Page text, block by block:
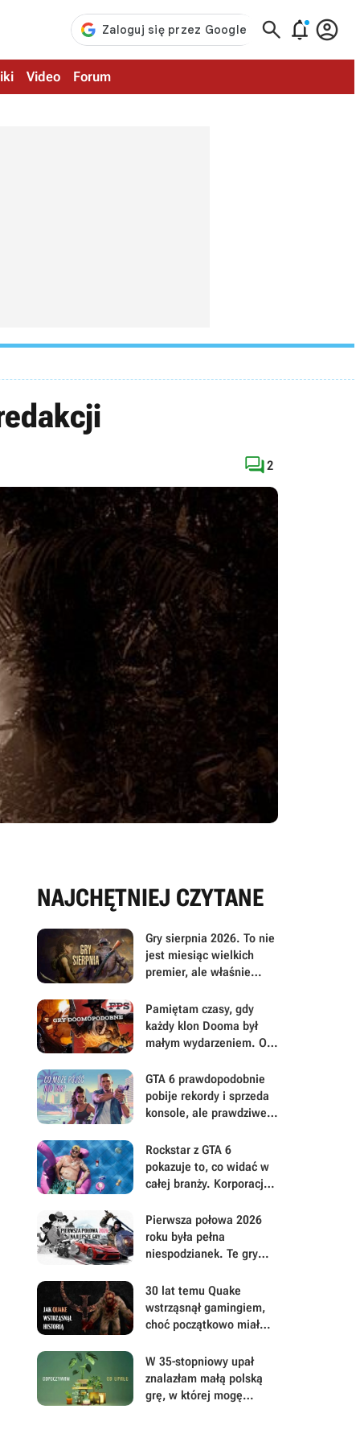
  
Video Forum
2
NAJCHĘTNIEJ CZYTANE
Gry sierpnia 2026. To nie
jest miesiąc wielkich
premier, ale właśnie
mu się uważniej
Pamiętam czasy, gdy
każdy klon Dooma był
małym wydarzeniem. Oto
FPS-y lat 90.
GTA 6 prawdopodobnie
pobije rekordy i sprzeda
konsole, ale prawdziwe
będą musieli mu
wybaczyć
Rockstar z GTA 6
pokazuje to, co widać w
całej branży. Korporacje
graczami
Pierwsza połowa 2026
roku była pełna
niespodzianek. Te gry
uwagę i Wasz czas
30 lat temu Quake
wstrząsnął gamingiem,
choć początkowo miał
W 35-stopniowy upał
znalazłam małą polską
grę, w której mogę